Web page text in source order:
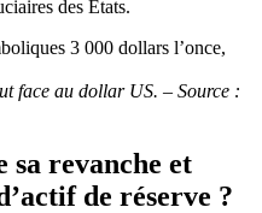
des États.
face au dollar US. – Source :
revanche et
de réserve ?